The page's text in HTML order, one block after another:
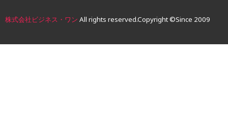
株式会社ビジネス・ワン All rights reserved.Copyright ©Since 2009